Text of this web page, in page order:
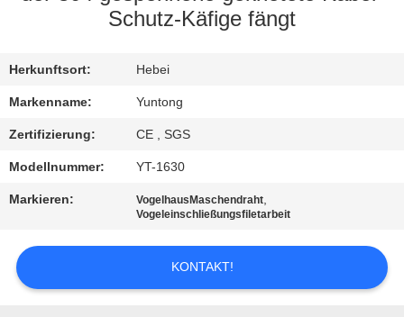
SIE
MIT
UNS
IN
VERBINDUNG
NACHRICHTEN
Schutz-Käfige fängt
Herkunftsort: Hebei
Markenname: Yuntong
Zertifizierung: CE , SGS
Modellnummer: YT-1630
Markieren: VogelhausMaschendraht,
Vogeleinschließungsfiletarbeit
KONTAKT!